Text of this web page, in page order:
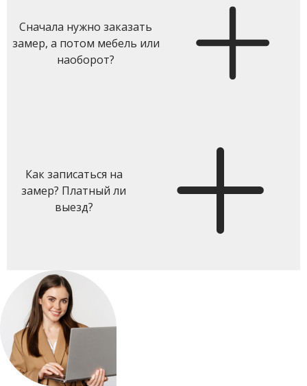
Сначала нужно заказать
замер, а потом мебель или
наоборот?
Как записаться на
замер? Платный ли
выезд?